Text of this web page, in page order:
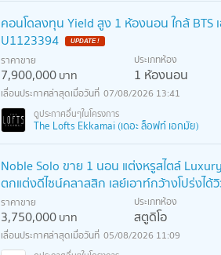
คอนโดลงทุน Yield สูง 1 ห้องนอน ใกล้ BTS
U1123394
ราคาขาย
7,900,000บาท
ประเภทห้อง
1 ห้องนอน
07/08/2026 13:41
The Lofts Ekkamai (เดอะ ล็อฟท์ เอกมัย)
Noble Solo ขาย 1 นอน แต่งหรูสไตล์
ตกแต่งดีไซน์คลาสสิก เลย์เอาท์กว้างโปร่งได้
ราคาขาย
3,750,000บาท
ประเภทห้อง
สตูดิโอ
05/08/2026 11:09